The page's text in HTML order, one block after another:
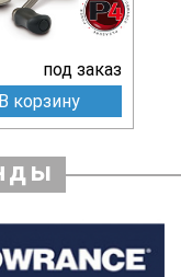
под заказ
В корзину